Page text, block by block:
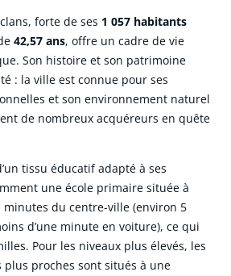
forte de ses 1 057 habitants
42,57 ans, offre un cadre de vie
Son histoire et son patrimoine
: la ville est connue pour ses
et son environnement naturel
de nombreux acquéreurs en quête
tissu éducatif adapté à ses
une école primaire située à
du centre-ville (environ 5
d’une minute en voiture), ce qui
Pour les niveaux plus élevés, les
plus proches sont situés à une